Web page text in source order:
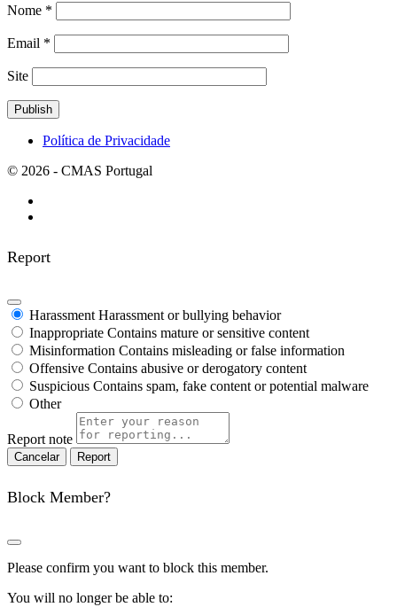
Nome *
Email *
Site
Política de Privacidade
© 2026 - CMAS Portugal
Report
Harassment Harassment or bullying behavior
Inappropriate Contains mature or sensitive content
Misinformation Contains misleading or false information
Offensive Contains abusive or derogatory content
Suspicious Contains spam, fake content or potential malware
Other
Report note
Report
Block Member?
Please confirm you want to block this member.
You will no longer be able to: